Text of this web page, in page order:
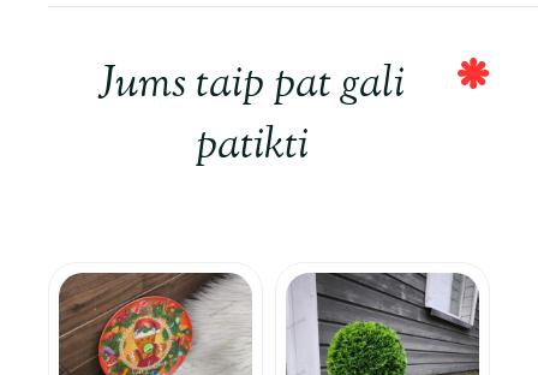
Jums taip pat gali
patikti